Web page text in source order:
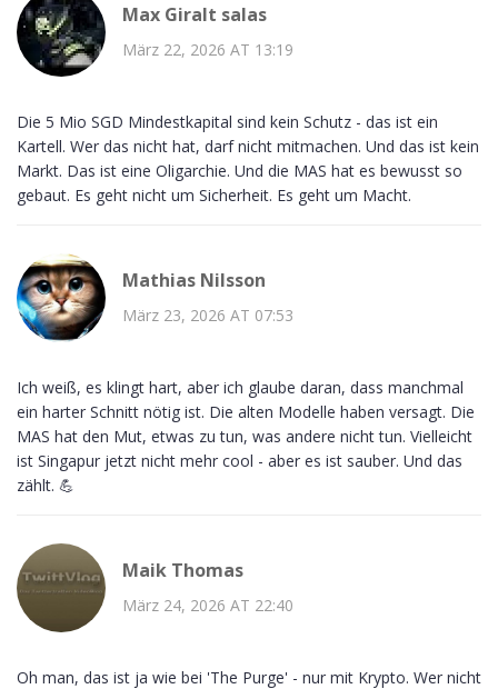
Max Giralt salas
März 22, 2026 AT 13:19
Die 5 Mio SGD Mindestkapital sind kein Schutz - das ist ein
Kartell. Wer das nicht hat, darf nicht mitmachen. Und das ist kein
Markt. Das ist eine Oligarchie. Und die MAS hat es bewusst so
gebaut. Es geht nicht um Sicherheit. Es geht um Macht.
Mathias Nilsson
März 23, 2026 AT 07:53
Ich weiß, es klingt hart, aber ich glaube daran, dass manchmal
ein harter Schnitt nötig ist. Die alten Modelle haben versagt. Die
MAS hat den Mut, etwas zu tun, was andere nicht tun. Vielleicht
ist Singapur jetzt nicht mehr cool - aber es ist sauber. Und das
zählt. 💪
Maik Thomas
März 24, 2026 AT 22:40
Oh man, das ist ja wie bei 'The Purge' - nur mit Krypto. Wer nicht